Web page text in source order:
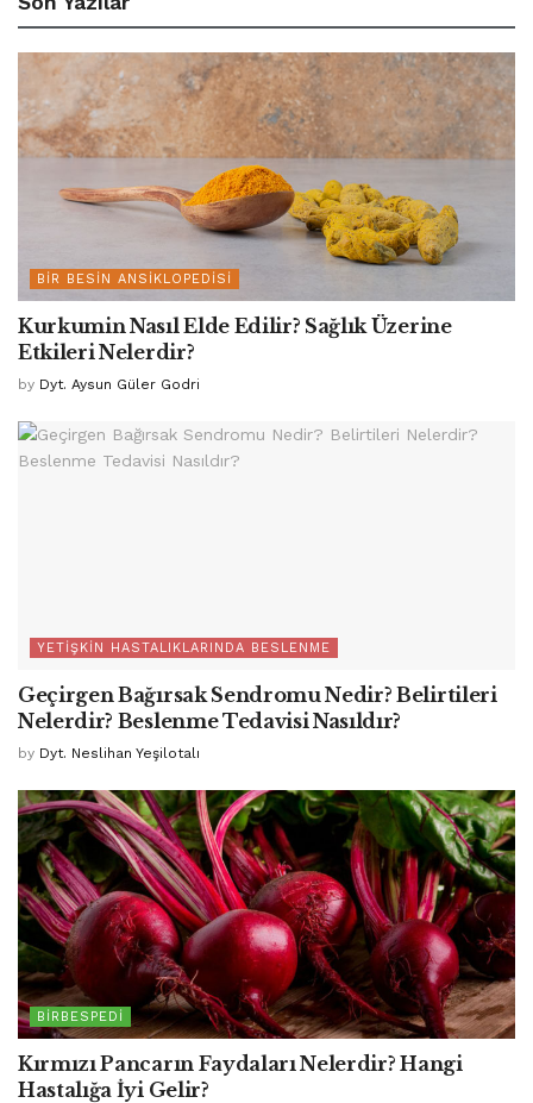
BIR BESIN ANSIKLOPEDISI
Kurkumin Nasıl Elde Edilir? Sağlık Üzerine
Etkileri Nelerdir?
by Dyt. Aysun Güler Godri
YETIŞKIN HASTALIKLARINDA BESLENME
Geçirgen Bağırsak Sendromu Nedir? Belirtileri
Nelerdir? Beslenme Tedavisi Nasıldır?
by Dyt. Neslihan Yeşilotalı
BIRBESPEDI
Kırmızı Pancarın Faydaları Nelerdir? Hangi
Hastalığa İyi Gelir?